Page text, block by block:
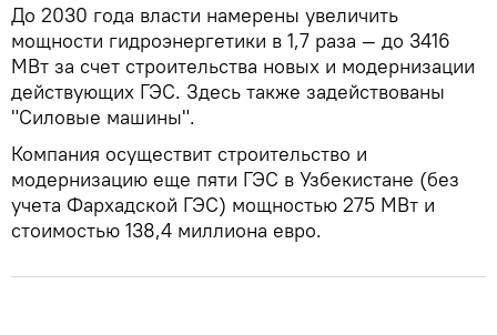
До 2030 года власти намерены увеличить
мощности гидроэнергетики в 1,7 раза — до 3416
МВт за счет строительства новых и модернизации
действующих ГЭС. Здесь также задействованы
"Силовые машины".
Компания осуществит строительство и
модернизацию еще пяти ГЭС в Узбекистане (без
учета Фархадской ГЭС) мощностью 275 МВт и
стоимостью 138,4 миллиона евро.